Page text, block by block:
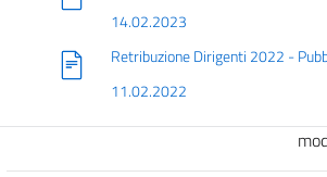
14.02.2023
Retribuzione Dirigenti 2022 -
11.02.2022